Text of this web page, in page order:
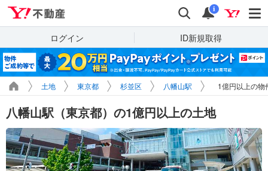
検索 通知
i
ログイン ID新規取得
土地 東京都 杉並区 八幡山駅 1億円以上の物
八幡山駅（東京都）の1億円以上の土地